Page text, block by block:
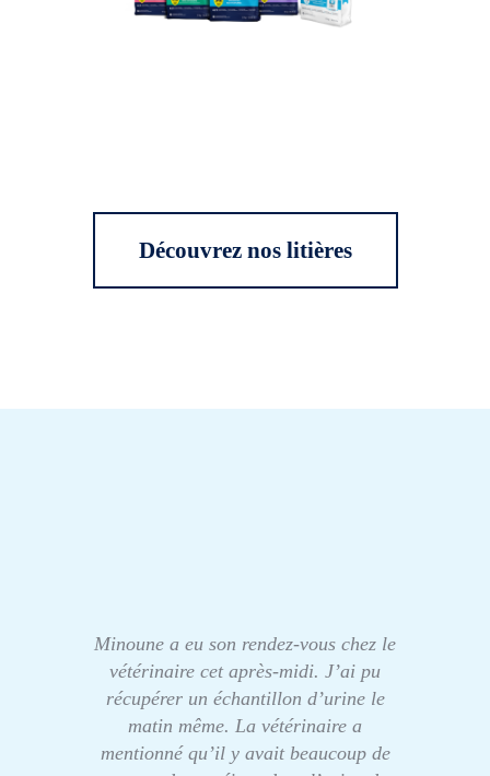
Découvrez nos litières
Minoune a eu son rendez-vous chez le
vétérinaire cet après-midi. J’ai pu
récupérer un échantillon d’urine le
matin même. La vétérinaire a
mentionné qu’il y avait beaucoup de